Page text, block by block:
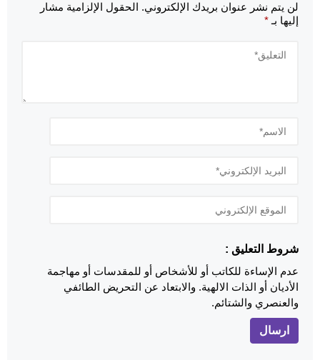
لن يتم نشر عنوان بريدك الإلكتروني. الحقول الإلزامية مشار
إليها بـ *
شروط التعليق :
عدم الإساءة للكاتب أو للأشخاص أو للمقدسات أو مهاجمة
الأديان أو الذات الالهية. والابتعاد عن التحريض الطائفي
والعنصري والشتائم.